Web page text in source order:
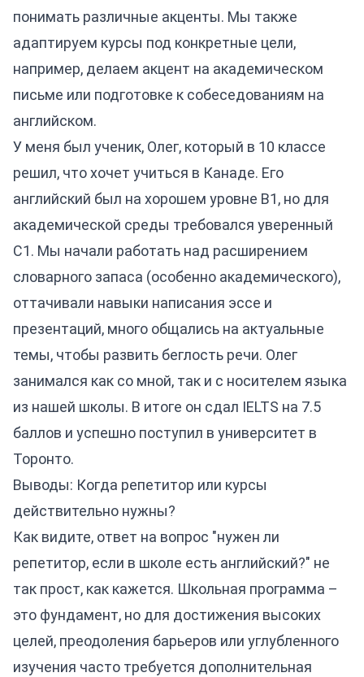
понимать различные акценты. Мы также
адаптируем курсы под конкретные цели,
например, делаем акцент на академическом
письме или подготовке к собеседованиям на
английском.
У меня был ученик, Олег, который в 10 классе
решил, что хочет учиться в Канаде. Его
английский был на хорошем уровне B1, но для
академической среды требовался уверенный
C1. Мы начали работать над расширением
словарного запаса (особенно академического),
оттачивали навыки написания эссе и
презентаций, много общались на актуальные
темы, чтобы развить беглость речи. Олег
занимался как со мной, так и с носителем языка
из нашей школы. В итоге он сдал IELTS на 7.5
баллов и успешно поступил в университет в
Торонто.
Выводы: Когда репетитор или курсы
действительно нужны?
Как видите, ответ на вопрос "нужен ли
репетитор, если в школе есть английский?" не
так прост, как кажется. Школьная программа –
это фундамент, но для достижения высоких
целей, преодоления барьеров или углубленного
изучения часто требуется дополнительная